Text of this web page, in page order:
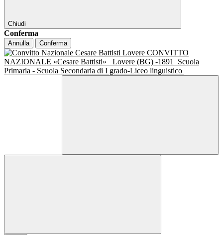
Chiudi
Conferma
Annulla Conferma
CONVITTO
NAZIONALE «Cesare Battisti»
Lovere (BG) -1891
Scuola
Primaria - Scuola Secondaria di I grado-Liceo linguistico